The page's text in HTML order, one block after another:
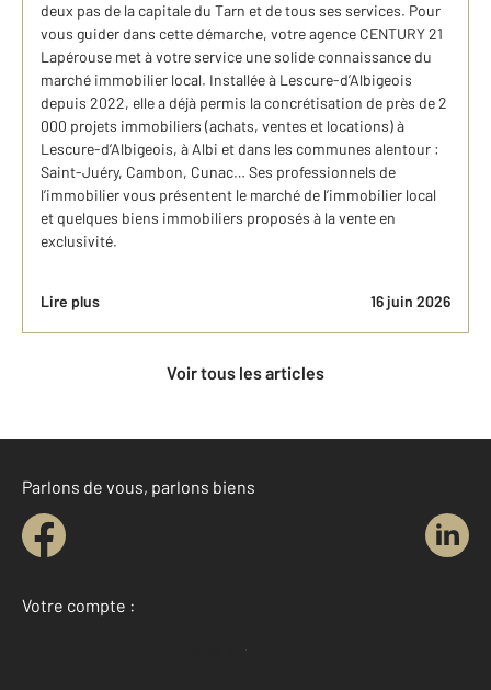
deux pas de la capitale du Tarn et de tous ses services. Pour
vous guider dans cette démarche, votre agence CENTURY 21
Lapérouse met à votre service une solide connaissance du
marché immobilier local. Installée à Lescure-d’Albigeois
depuis 2022, elle a déjà permis la concrétisation de près de 2
000 projets immobiliers (achats, ventes et locations) à
Lescure-d’Albigeois, à Albi et dans les communes alentour :
Saint-Juéry, Cambon, Cunac… Ses professionnels de
l’immobilier vous présentent le marché de l’immobilier local
et quelques biens immobiliers proposés à la vente en
exclusivité.
Lire plus 16 juin 2026
Voir tous les articles
Parlons de vous, parlons biens
Votre compte :
Accéder à mon compte